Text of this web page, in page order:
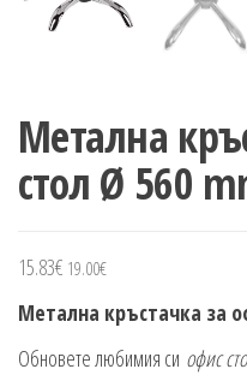
Метална
стол Ø 560
15.83€ 19.00€
Метална кръстачка за
Обновете любимия си офис